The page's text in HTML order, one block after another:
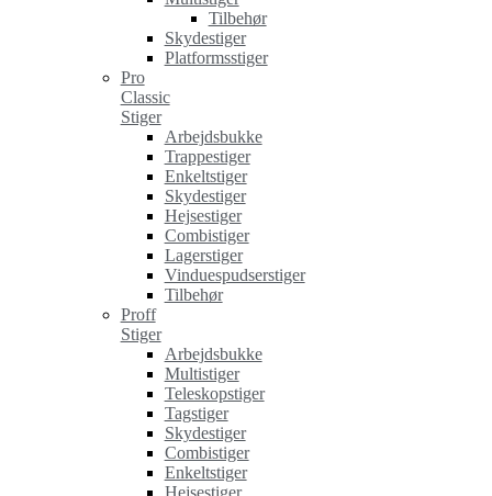
Tilbehør
Skydestiger
Platformsstiger
Pro
Classic
Stiger
Arbejdsbukke
Trappestiger
Enkeltstiger
Skydestiger
Hejsestiger
Combistiger
Lagerstiger
Vinduespudserstiger
Tilbehør
Proff
Stiger
Arbejdsbukke
Multistiger
Teleskopstiger
Tagstiger
Skydestiger
Combistiger
Enkeltstiger
Hejsestiger